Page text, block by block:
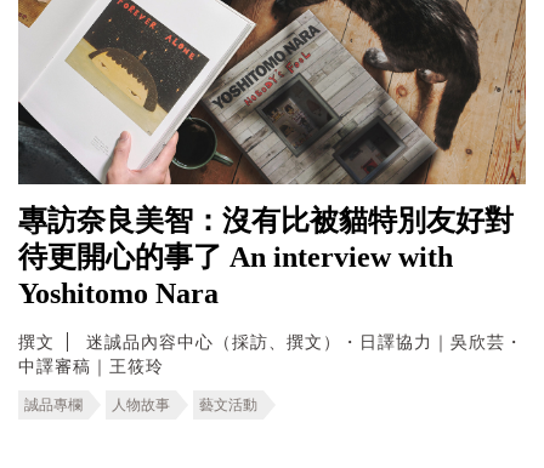
專訪奈良美智：沒有比被貓特別友好對
待更開心的事了 An interview with
Yoshitomo Nara
撰文
迷誠品內容中心（採訪、撰文）・日譯協力｜吳欣芸・
中譯審稿｜王筱玲
誠品專欄 人物故事 藝文活動